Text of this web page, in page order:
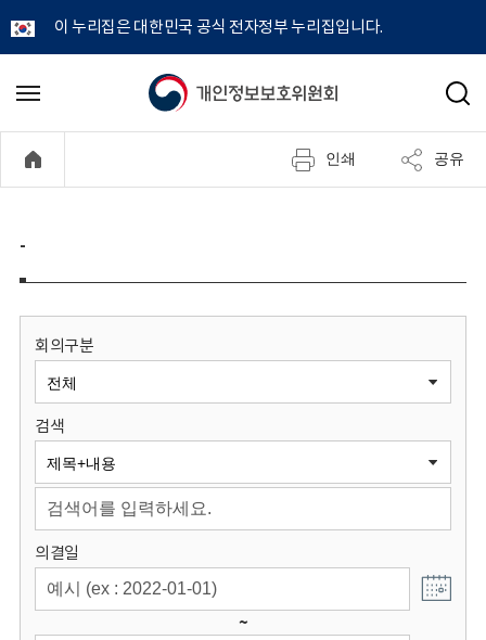
이 누리집은 대한민국 공식 전자정부 누리집입니다.
개
정
보
원
회
메
기
검
인쇄 공유
-
회의구분
검색
의결일
~